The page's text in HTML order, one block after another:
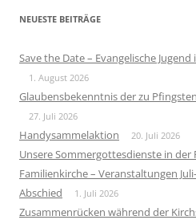
NEUESTE BEITRÄGE
Save the Date – Evangelische
1. August 2026
Glaubensbekenntnis der zu
27. Juli 2026
Handysammelaktion 20. Juli 2026
Unsere Sommergottesdienste in der
Familienkirche – Veranstaltungen
Abschied 1. Juli 2026
Zusammenrücken während der